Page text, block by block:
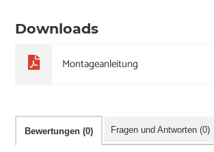
Downloads
Montageanleitung
Bewertungen (0) Fragen und Antworten (0)